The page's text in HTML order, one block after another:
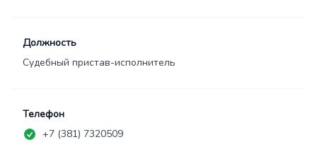
Должность
Судебный пристав-исполнитель
Телефон
+7 (381) 7320509